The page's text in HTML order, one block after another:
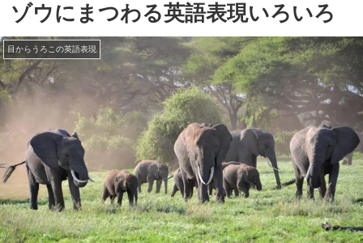
ゾウにまつわる英語表現いろいろ
目からうろこの英語表現